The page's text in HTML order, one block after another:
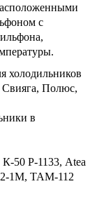
с
холодильников
Полюс,
в
50 Р-1133, Atea
1М, ТАМ-112